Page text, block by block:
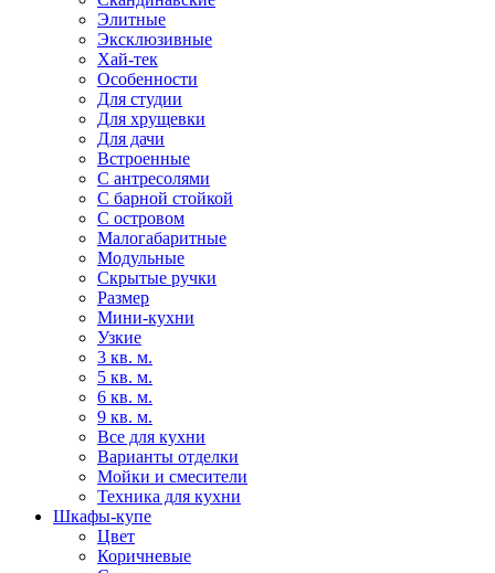
Элитные
Эксклюзивные
Хай-тек
Особенности
Для студии
Для хрущевки
Для дачи
Встроенные
С антресолями
С барной стойкой
С островом
Малогабаритные
Модульные
Скрытые ручки
Размер
Мини-кухни
Узкие
3 кв. м.
5 кв. м.
6 кв. м.
9 кв. м.
Все для кухни
Варианты отделки
Мойки и смесители
Техника для кухни
Шкафы-купе
Цвет
Коричневые